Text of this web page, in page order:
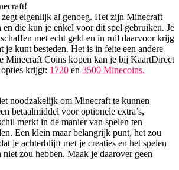
zegt eigenlijk al genoeg. Het zijn Minecraft
die kun je enkel voor dit spel gebruiken. Je
met echt geld en in ruil daarvoor krijg
je kunt besteden. Het is in feite een andere
Minecraft Coins kopen kan je bij KaartDirect
krijgt: 1720 en 3500 Minecoins.
noodzakelijk om Minecraft te kunnen
betaalmiddel voor optionele extra’s,
merkt in de manier van spelen ten
Een klein maar belangrijk punt, het zou
je achterblijft met je creaties en het spelen
niet zou hebben. Maak je daarover geen